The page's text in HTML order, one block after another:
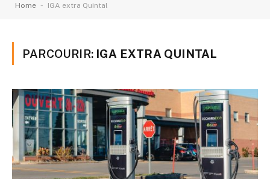
Home - IGA extra Quintal
PARCOURIR: IGA EXTRA QUINTAL